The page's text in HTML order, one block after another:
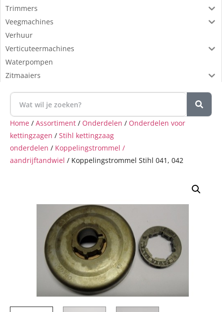
Trimmers
Veegmachines
Verhuur
Verticuteermachines
Waterpompen
Zitmaaiers
Home / Assortiment / Onderdelen / Onderdelen voor
kettingzagen / Stihl kettingzaag
onderdelen / Koppelingstrommel /
aandrijftandwiel / Koppelingstrommel Stihl 041, 042